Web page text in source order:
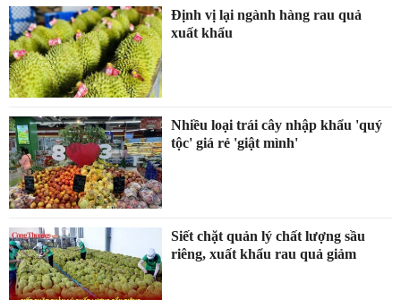
Định vị lại ngành hàng rau quả
xuất khẩu
Nhiều loại trái cây nhập khẩu 'quý
tộc' giá rẻ 'giật mình'
Siết chặt quản lý chất lượng sầu
riêng, xuất khẩu rau quả giảm